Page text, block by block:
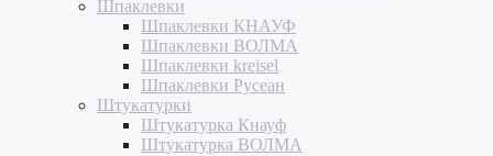
Шпаклевки
Шпаклевки КНАУФ
Шпаклевки ВОЛМА
Шпаклевки kreisel
Шпаклевки Русеан
Штукатурки
Штукатурка Кнауф
Штукатурка ВОЛМА